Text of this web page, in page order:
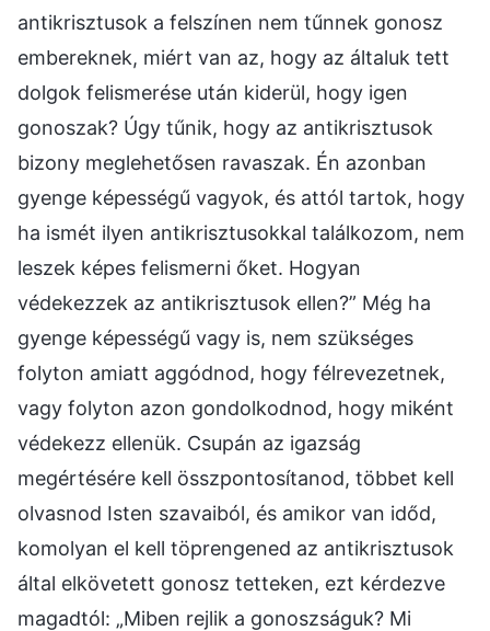
antikrisztusok a felszínen nem tűnnek gonosz
embereknek, miért van az, hogy az általuk tett
dolgok felismerése után kiderül, hogy igen
gonoszak? Úgy tűnik, hogy az antikrisztusok
bizony meglehetősen ravaszak. Én azonban
gyenge képességű vagyok, és attól tartok, hogy
ha ismét ilyen antikrisztusokkal találkozom, nem
leszek képes felismerni őket. Hogyan
védekezzek az antikrisztusok ellen?” Még ha
gyenge képességű vagy is, nem szükséges
folyton amiatt aggódnod, hogy félrevezetnek,
vagy folyton azon gondolkodnod, hogy miként
védekezz ellenük. Csupán az igazság
megértésére kell összpontosítanod, többet kell
olvasnod Isten szavaiból, és amikor van időd,
komolyan el kell töprengened az antikrisztusok
által elkövetett gonosz tetteken, ezt kérdezve
magadtól: „Miben rejlik a gonoszságuk? Mi